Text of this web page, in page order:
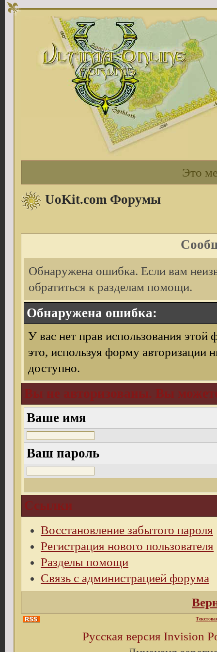
Это
UoKit.com Форумы
Обнаружена ошибка. Если вам
обратиться к разделам помощи.
Обнаружена ошибка:
У вас нет прав использования этой
это, используя форму авторизации
доступно.
Вы не авторизованы. Вы
Ваше имя
Ваш пароль
Ссылки
Восстановление забытого пароля
Регистрация нового пользователя
Разделы помощи
Связь с администрацией форума
Русская версия Invision